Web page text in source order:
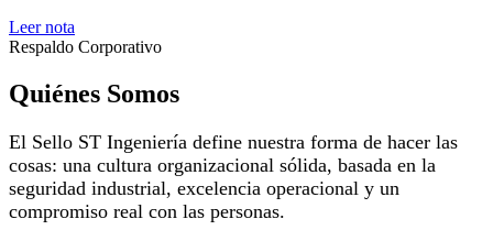
Leer nota
Respaldo Corporativo
Quiénes Somos
El Sello ST Ingeniería define nuestra forma de hacer las
cosas: una cultura organizacional sólida, basada en la
seguridad industrial, excelencia operacional y un
compromiso real con las personas.